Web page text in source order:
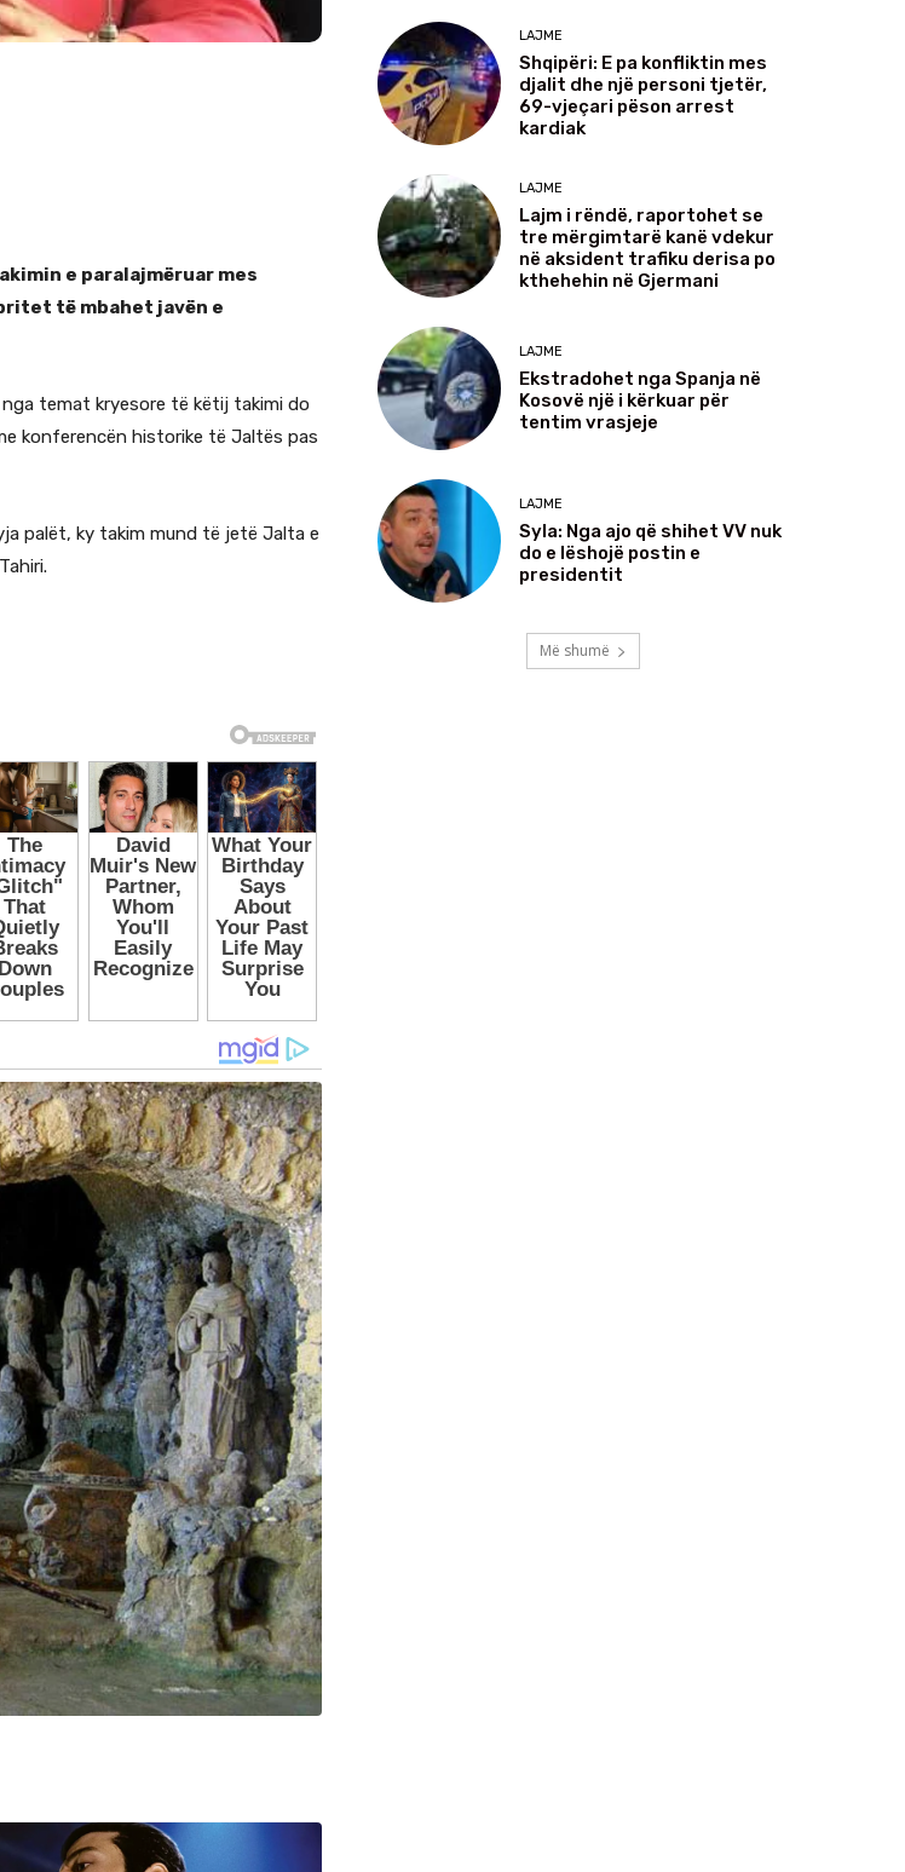
e paralajmëruar mes
të mbahet javën e
temat kryesore të këtij takimi do
konferencën historike të Jaltës pas
palët, ky takim mund të jetë Jalta e
LAJME
Shqipëri: E pa konfliktin mes
djalit dhe një personi tjetër,
69-vjeçari pëson arrest
kardiak
LAJME
Lajm i rëndë, raportohet se
tre mërgimtarë kanë vdekur
në aksident trafiku derisa po
kthehehin në Gjermani
LAJME
Ekstradohet nga Spanja në
Kosovë një i kërkuar për
tentim vrasjeje
LAJME
Syla: Nga ajo që shihet VV nuk
do e lëshojë postin e
presidentit
Më shumë